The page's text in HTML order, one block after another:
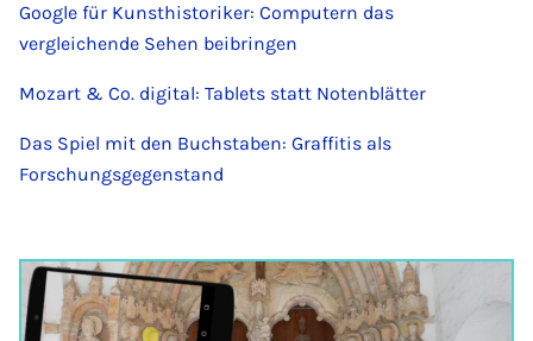
Google für Kunsthistoriker: Computern das
vergleichende Sehen beibringen
Mozart & Co. digital: Tablets statt Notenblätter
Das Spiel mit den Buchstaben: Graffitis als
Forschungsgegenstand